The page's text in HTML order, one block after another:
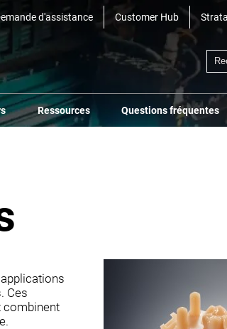
d'assistance Customer Hub
Ressources Questions fréquentes
Ces
combinent